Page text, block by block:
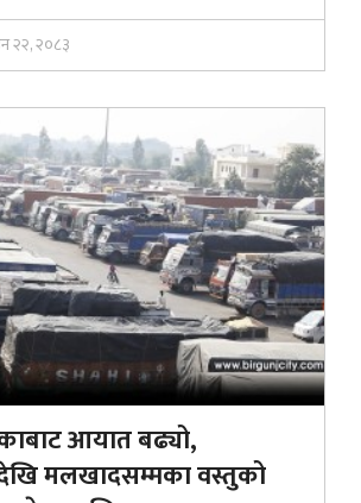
२२, २०८३
आयात बढ्यो,
मलखादसम्मका वस्तुको